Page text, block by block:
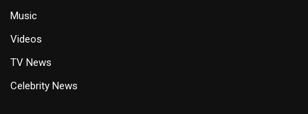
Music
Videos
TV News
Celebrity News